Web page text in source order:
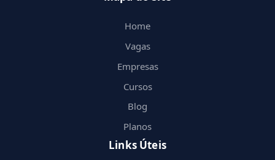
Home
Vagas
Empresas
Cursos
Blog
Planos
Links Úteis